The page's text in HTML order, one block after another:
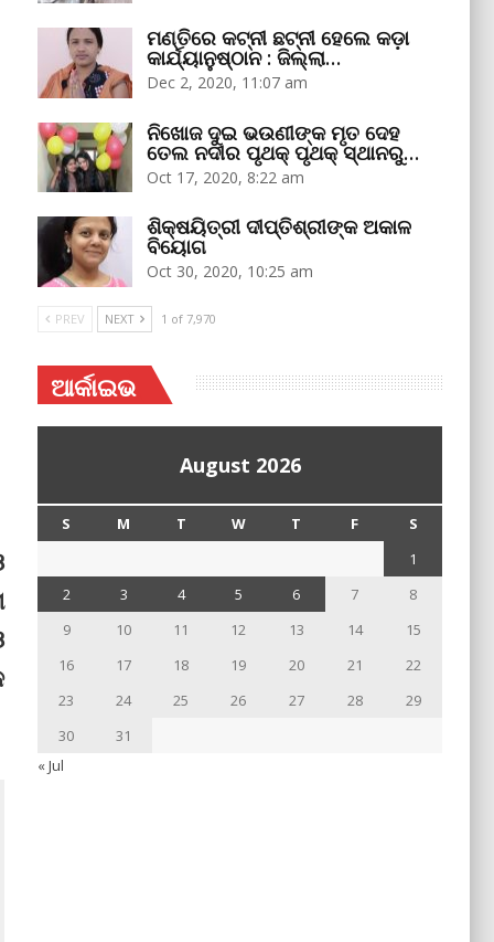
ମଣ୍ତିରେ କଟ୍‌ନୀ ଛଟ୍‌ନୀ ହେଲେ କଡ଼ା
କାର୍ଯ୍ୟାନୁଷ୍ଠାନ : ଜିଲ୍ଲା…
Dec 2, 2020, 11:07 am
ନିଖୋଜ ଦୁଇ ଭଉଣୀଙ୍କ ମୃତ ଦେହ
ତେଲ ନଦୀର ପୃଥକ୍‌ ପୃଥକ୍‌ ସ୍ଥାନରୁ…
Oct 17, 2020, 8:22 am
ଶିକ୍ଷୟିତ୍ରୀ ଦୀପ୍ତିଶ୍ରୀଙ୍କ ଅକାଳ
ବିୟୋଗ
Oct 30, 2020, 10:25 am
PREV NEXT 1 of 7,970
ଆର୍କାଇଭ
August 2026
S M T W T F
S
1
2
3 4 5 6 7
8
9
10 11 12 13 14
15
16
17 18 19 20 21
22
23
24 25 26 27 28
29
30
31
« Jul